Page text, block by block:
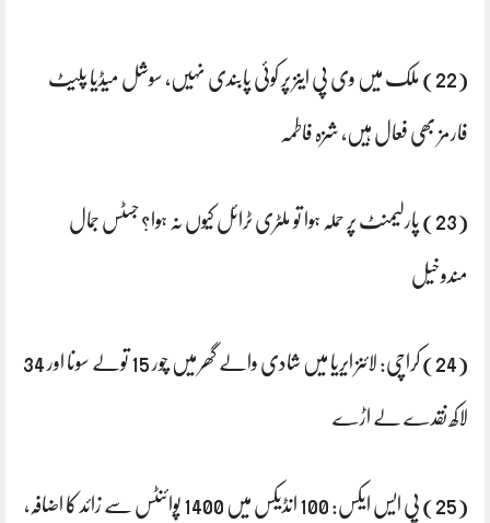
(22) ملک میں وی پی اینز پر کوئی پابندی نہیں، سوشل میڈیا پلیٹ
فارمز بھی فعال ہیں، شزہ فاطمہ
(23) پارلیمنٹ پر حملہ ہوا تو ملٹری ٹرائل کیوں نہ ہوا؟ جسٹس جمال
مندوخیل
(24) کراچی: لائنز ایریا میں شادی والے گھر میں چور 15 تولے سونا اور 34
لاکھ نقدے لے اڑے
(25) پی ایس ایکس: 100 انڈیکس میں 1400 پوائنٹس سے زائد کا اضافہ،